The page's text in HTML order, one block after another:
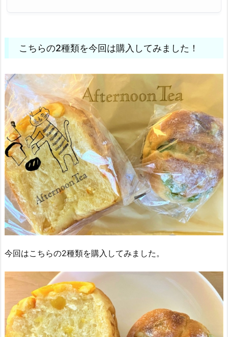
こちらの2種類を今回は購入してみました！
今回はこちらの2種類を購入してみました。